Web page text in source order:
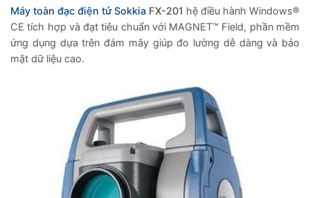
Máy toàn đạc điện tử Sokkia FX-201 hệ điều hành Windows®
CE tích hợp và đạt tiêu chuẩn với MAGNET™ Field, phần mềm
ứng dụng dựa trên đám mây giúp đo lường dễ dàng và bảo
mật dữ liệu cao.